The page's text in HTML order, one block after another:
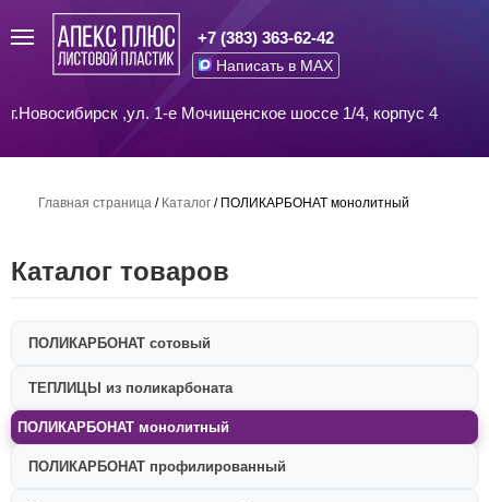
+7 (383) 363-62-42
Написать в MAX
г.Новосибирск ,ул. 1-е Мочищенское шоссе 1/4, корпус 4
Главная страница / Каталог / ПОЛИКАРБОНАТ монолитный
Каталог товаров
ПОЛИКАРБОНАТ сотовый
ТЕПЛИЦЫ из поликарбоната
ПОЛИКАРБОНАТ монолитный
ПОЛИКАРБОНАТ профилированный